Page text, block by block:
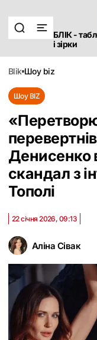
БЛІК -
і зірки
blik шоу biz
Шоу BIZ
Денисенко
скандал з
Тополі
Аліна Сівак
22 січня 2026, 09:13